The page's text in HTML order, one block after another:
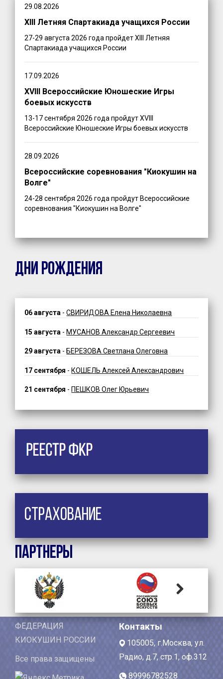
29.08.2026
XIII Летняя Спартакиада учащихся России
27-29 августа 2026 года пройдет XIII Летняя
Спартакиада учащихся России
17.09.2026
XVIII Всероссийские Юношеские Игры
боевых искусств
13-17 сентября 2026 года пройдут XVIII
Всероссийские Юношеские Игры боевых искусств
28.09.2026
Всероссийские соревнования "Киокушин на
Волге"
24-28 сентября 2026 года пройдут Всероссийские
соревнования "Киокушин на Волге"
ДНИ РОЖДЕНИЯ
06 августа -СВИРИДОВА Елена Николаевна
15 августа - МУСАНОВ Александр Сергеевич
29 августа - БЕРЕЗОВА Светлана Олеговна
17 сентября - КОШЕЛЬ Алексей Александрович
21 сентября - ПЕШКОВ Олег Юрьевич
Страхование
Партнеры
ФЕДЕРАЦИЯ
КИОКУШИН РОССИИ
Все права защищены
Контакты
105005, г.Москва, ул.
Радио, д.7, стр.1, оф.312
89996782528